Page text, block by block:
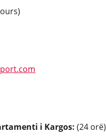
i Kargos: (24 orë)